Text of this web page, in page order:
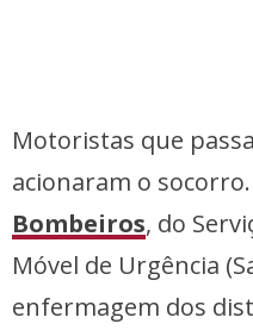
Motoristas que
acionaram o
Bombeiros, do
Móvel de Urgência
enfermagem dos